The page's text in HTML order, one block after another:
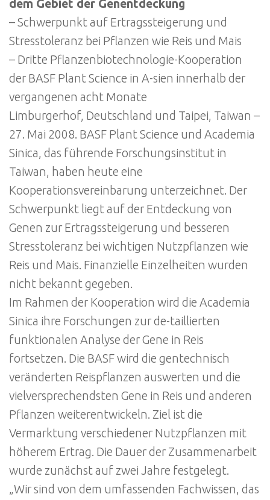
dem Gebiet der Genentdeckung
– Schwerpunkt auf Ertragssteigerung und
Stresstoleranz bei Pflanzen wie Reis und Mais
– Dritte Pflanzenbiotechnologie-Kooperation
der BASF Plant Science in A-sien innerhalb der
vergangenen acht Monate
Limburgerhof, Deutschland und Taipei, Taiwan –
27. Mai 2008. BASF Plant Science und Academia
Sinica, das führende Forschungsinstitut in
Taiwan, haben heute eine
Kooperationsvereinbarung unterzeichnet. Der
Schwerpunkt liegt auf der Entdeckung von
Genen zur Ertragssteigerung und besseren
Stresstoleranz bei wichtigen Nutzpflanzen wie
Reis und Mais. Finanzielle Einzelheiten wurden
nicht bekannt gegeben.
Im Rahmen der Kooperation wird die Academia
Sinica ihre Forschungen zur de-taillierten
funktionalen Analyse der Gene in Reis
fortsetzen. Die BASF wird die gentechnisch
veränderten Reispflanzen auswerten und die
vielversprechendsten Gene in Reis und anderen
Pflanzen weiterentwickeln. Ziel ist die
Vermarktung verschiedener Nutzpflanzen mit
höherem Ertrag. Die Dauer der Zusammenarbeit
wurde zunächst auf zwei Jahre festgelegt.
„Wir sind von dem umfassenden Fachwissen, das